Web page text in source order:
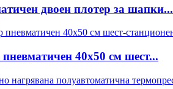
двоен плотер за шапки...
40x50 см шест...